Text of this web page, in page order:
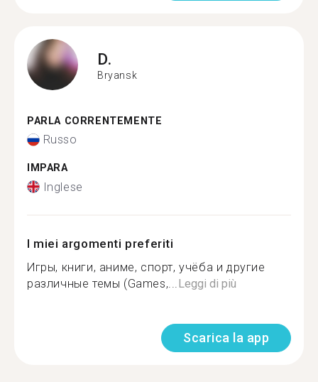
D.
Bryansk
PARLA CORRENTEMENTE
Russo
IMPARA
Inglese
I miei argomenti preferiti
Игры, книги, аниме, спорт, учёба и другие
различные темы (Games,... Leggi di più
Scarica la app